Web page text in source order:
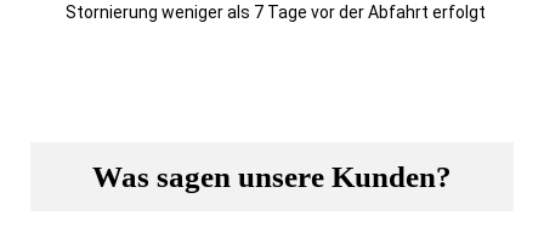
Stornierung weniger als 7 Tage vor der Abfahrt erfolgt
Was sagen unsere Kunden?